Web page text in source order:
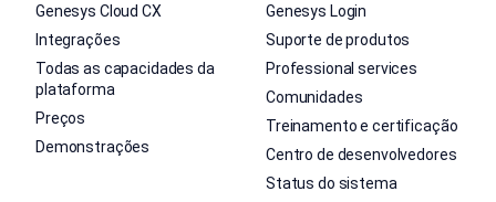
Genesys Cloud CX
Integrações
Todas as capacidades da
plataforma
Preços
Demonstrações
Genesys Login
Suporte de produtos
Professional services
Comunidades
Treinamento e certificação
Centro de desenvolvedores
Status do sistema